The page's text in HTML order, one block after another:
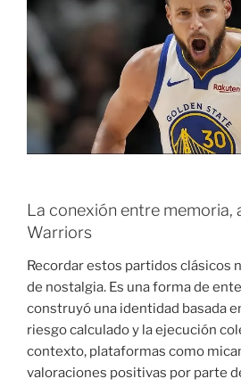
La conexión entre memoria,
Warriors
Recordar estos partidos clásicos
de nostalgia. Es una forma de
construyó una identidad basada
riesgo calculado y la ejecución
contexto, plataformas como
valoraciones positivas por parte